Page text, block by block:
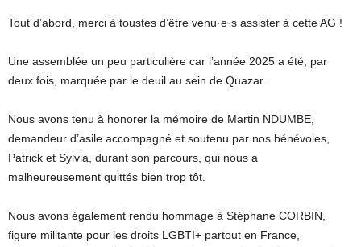
Tout d’abord, merci à toustes d’être venu·e·s assister à cette AG !
Une assemblée un peu particulière car l’année 2025 a été, par
deux fois, marquée par le deuil au sein de Quazar.
Nous avons tenu à honorer la mémoire de Martin NDUMBE,
demandeur d’asile accompagné et soutenu par nos bénévoles,
Patrick et Sylvia, durant son parcours, qui nous a
malheureusement quittés bien trop tôt.
Nous avons également rendu hommage à Stéphane CORBIN,
figure militante pour les droits LGBTI+ partout en France,